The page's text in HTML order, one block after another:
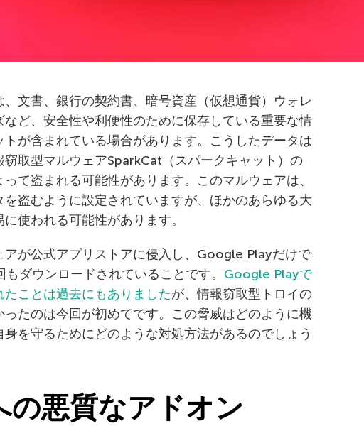
文書、銀行の契約書、暗号資産（仮想通貨）ウォレ
ど、安全性や利便性のために保存している重要な情
が含まれている場合があります。こうしたデータは
取型マルウェアSparkCat（スパークキャット）の
て盗まれる可能性があります。このマルウェアは、
盗むように設定されていますが、ほかのあらゆる大
使われる可能性があります。
アが公式アプリストアに侵入し、Google Playだけで
ダウンロードされていることです。 Google Playで
ことは過去にもありましたが、情報窃取型トロイの
たのは今回が初めてです。この脅威はどのように機
を守るためにどのような対処方法があるのでしょう
の悪質なアドオン